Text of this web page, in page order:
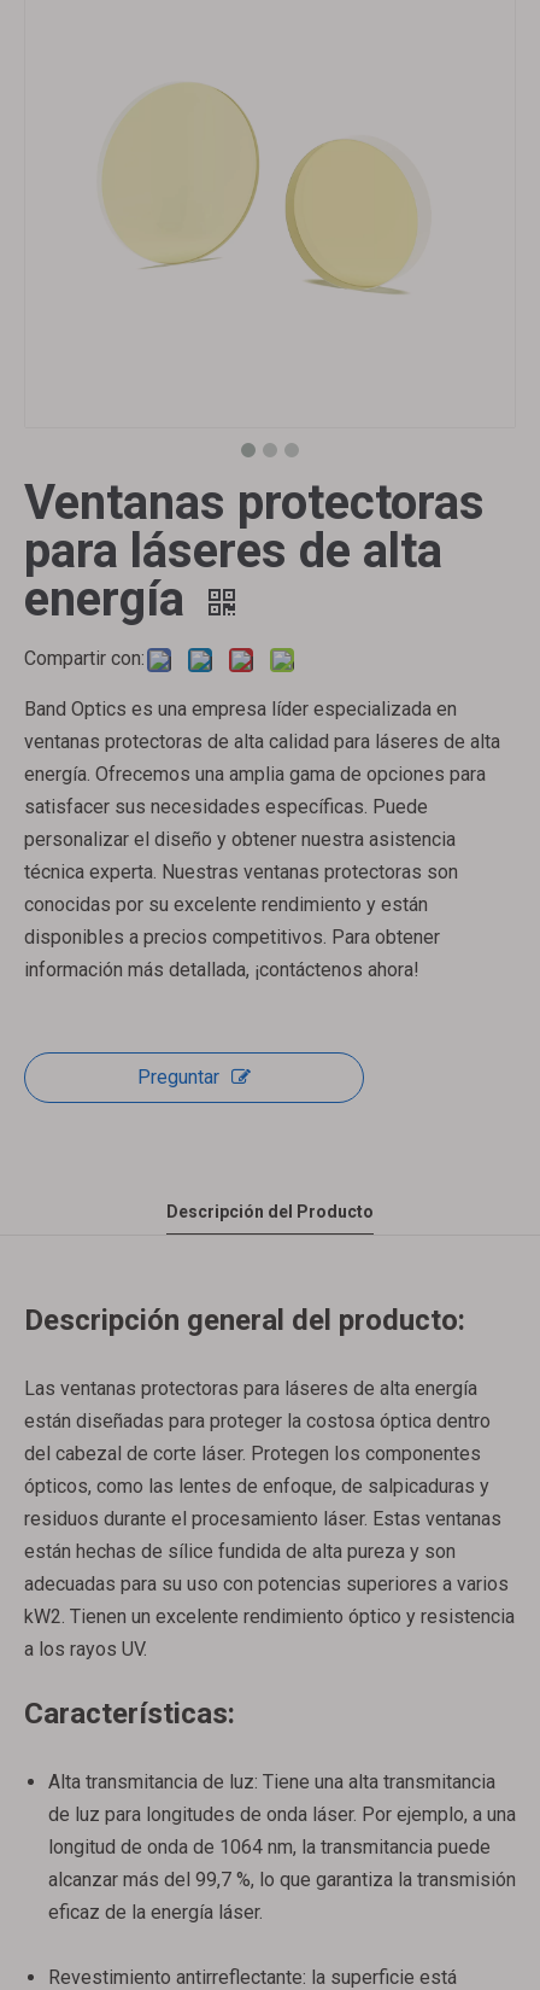
Ventanas protectoras
para láseres de alta
energía
Compartir con:
Band Optics es una empresa líder especializada en
ventanas protectoras de alta calidad para láseres de alta
energía. Ofrecemos una amplia gama de opciones para
satisfacer sus necesidades específicas. Puede
personalizar el diseño y obtener nuestra asistencia
técnica experta. Nuestras ventanas protectoras son
conocidas por su excelente rendimiento y están
disponibles a precios competitivos. Para obtener
información más detallada, ¡contáctenos ahora!
Preguntar
Descripción del Producto
Descripción general del producto:
Las ventanas protectoras para láseres de alta energía
están diseñadas para proteger la costosa óptica dentro
del cabezal de corte láser. Protegen los componentes
ópticos, como las lentes de enfoque, de salpicaduras y
residuos durante el procesamiento láser. Estas ventanas
están hechas de sílice fundida de alta pureza y son
adecuadas para su uso con potencias superiores a varios
kW2. Tienen un excelente rendimiento óptico y resistencia
a los rayos UV.
Características:
Alta transmitancia de luz: Tiene una alta transmitancia
de luz para longitudes de onda láser. Por ejemplo, a una
longitud de onda de 1064 nm, la transmitancia puede
alcanzar más del 99,7 %, lo que garantiza la transmisión
eficaz de la energía láser.
Revestimiento antirreflectante: la superficie está